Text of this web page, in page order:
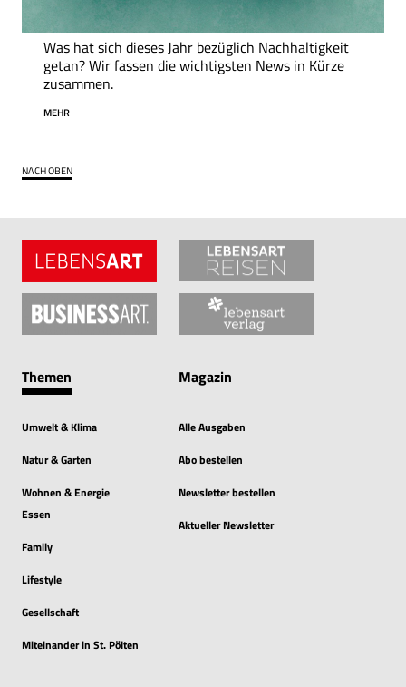
Was hat sich dieses Jahr bezüglich Nachhaltigkeit
getan? Wir fassen die wichtigsten News in Kürze
zusammen.
MEHR
NACH OBEN
Themen
Umwelt & Klima
Natur & Garten
Wohnen & Energie
Essen
Family
Lifestyle
Gesellschaft
Miteinander in St. Pölten
Magazin
Alle Ausgaben
Abo bestellen
Newsletter bestellen
Aktueller Newsletter